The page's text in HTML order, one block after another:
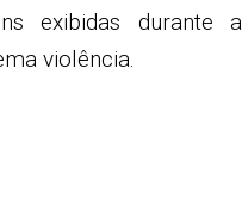
exibidas durante a
violência.